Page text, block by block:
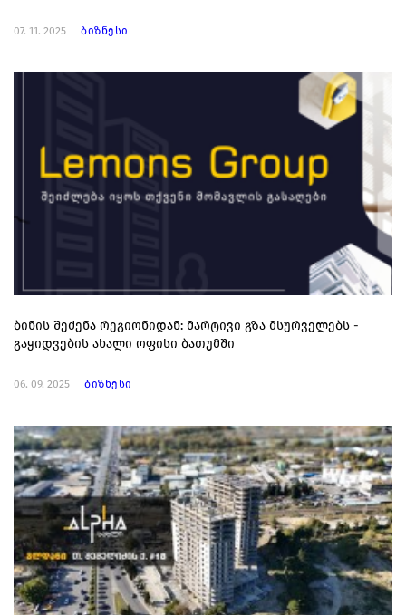
07. 11. 2025 ბიზნესი
ბინის შეძენა რეგიონიდან: მარტივი გზა მსურველებს -
გაყიდვების ახალი ოფისი ბათუმში
06. 09. 2025 ბიზნესი